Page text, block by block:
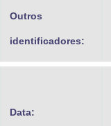
Outros
identificadores:
Data: